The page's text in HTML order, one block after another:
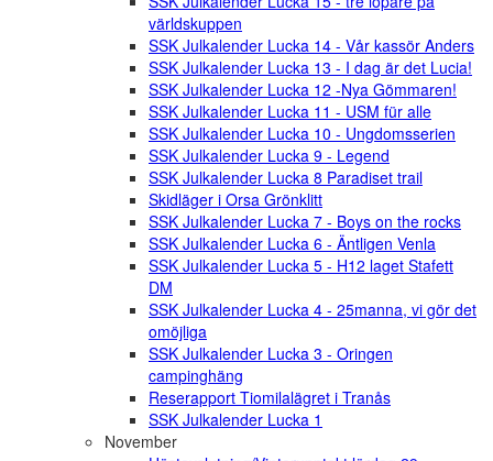
världskuppen
SSK Julkalender Lucka 14 - Vår kassör Anders
SSK Julkalender Lucka 13 - I dag är det Lucia!
SSK Julkalender Lucka 12 -Nya Gömmaren!
SSK Julkalender Lucka 11 - USM für alle
SSK Julkalender Lucka 10 - Ungdomsserien
SSK Julkalender Lucka 9 - Legend
SSK Julkalender Lucka 8 Paradiset trail
Skidläger i Orsa Grönklitt
SSK Julkalender Lucka 7 - Boys on the rocks
SSK Julkalender Lucka 6 - Äntligen Venla
SSK Julkalender Lucka 5 - H12 laget Stafett
DM
SSK Julkalender Lucka 4 - 25manna, vi gör det
omöjliga
SSK Julkalender Lucka 3 - Oringen
campinghäng
Reserapport Tiomilalägret i Tranås
SSK Julkalender Lucka 1
November